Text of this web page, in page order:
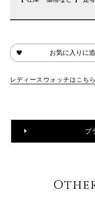
お気に入りに
レディースウォッチはこちら
ブ